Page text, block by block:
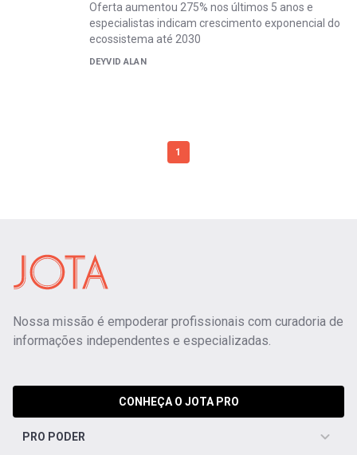
Oferta aumentou 275% nos últimos 5 anos e
especialistas indicam crescimento exponencial do
ecossistema até 2030
DEYVID ALAN
1
Nossa missão é empoderar profissionais com curadoria de
informações independentes e especializadas.
CONHEÇA O JOTA PRO
PRO PODER